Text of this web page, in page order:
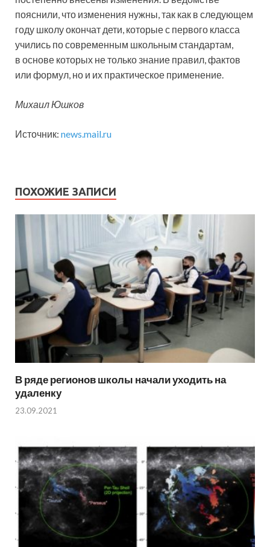
пояснили, что изменения нужны, так как в следующем
году школу окончат дети, которые с первого класса
учились по современным школьным стандартам,
в основе которых не только знание правил, фактов
или формул, но и их практическое применение.
Михаил Юшков
Источник: news.mail.ru
ПОХОЖИЕ ЗАПИСИ
В ряде регионов школы начали уходить на
удаленку
23.09.2021